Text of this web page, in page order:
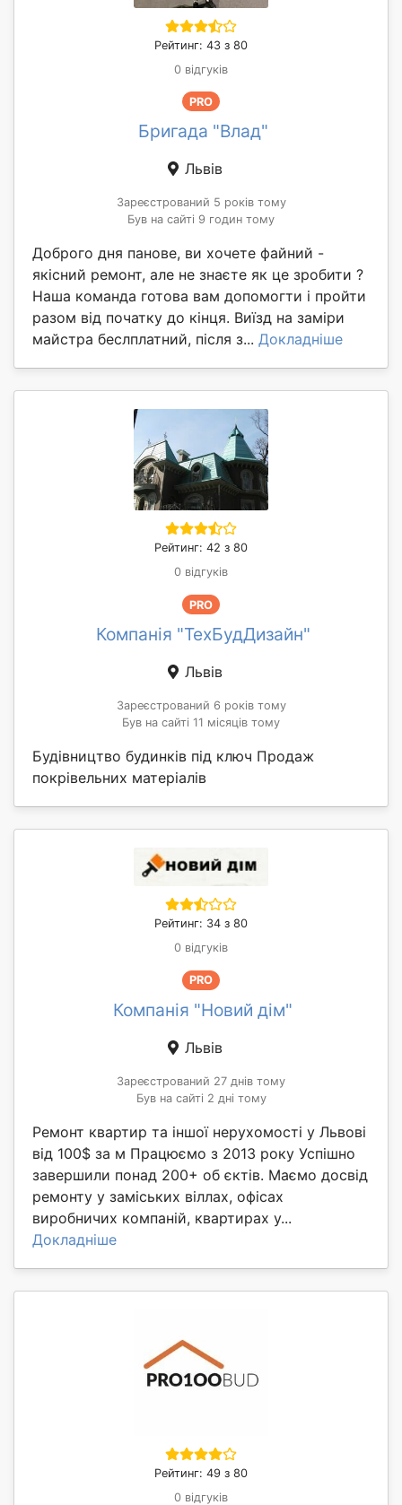
Рейтинг: 43 з 80
0 відгуків
PRO
Бригада "Влад"
Львів
Зареєстрований 5 років тому
Був на сайті 9 годин тому
Доброго дня панове, ви хочете файний -
якісний ремонт, але не знаєте як це зробити ?
Наша команда готова вам допомогти і пройти
разом від початку до кінця. Виїзд на заміри
майстра беслплатний, після з... Докладніше
Рейтинг: 42 з 80
0 відгуків
PRO
Компанія "ТехБудДизайн"
Львів
Зареєстрований 6 років тому
Був на сайті 11 місяців тому
Будівництво будинків під ключ Продаж
покрівельних матеріалів
Рейтинг: 34 з 80
0 відгуків
PRO
Компанія "Новий дім"
Львів
Зареєстрований 27 днів тому
Був на сайті 2 дні тому
Ремонт квартир та іншої нерухомості у Львові
від 100$ за м Працюємо з 2013 року Успішно
завершили понад 200+ об єктів. Маємо досвід
ремонту у заміських віллах, офісах
виробничих компаній, квартирах у...
Докладніше
Рейтинг: 49 з 80
0 відгуків